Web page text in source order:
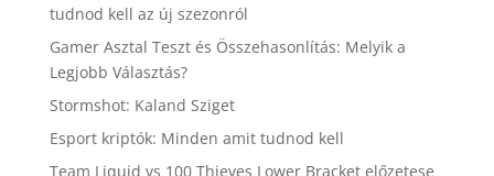
tudnod kell az új szezonról
Gamer Asztal Teszt és Összehasonlítás: Melyik a
Legjobb Választás?
Stormshot: Kaland Sziget
Esport kriptók: Minden amit tudnod kell
Team Liquid vs 100 Thieves Lower Bracket előzetese